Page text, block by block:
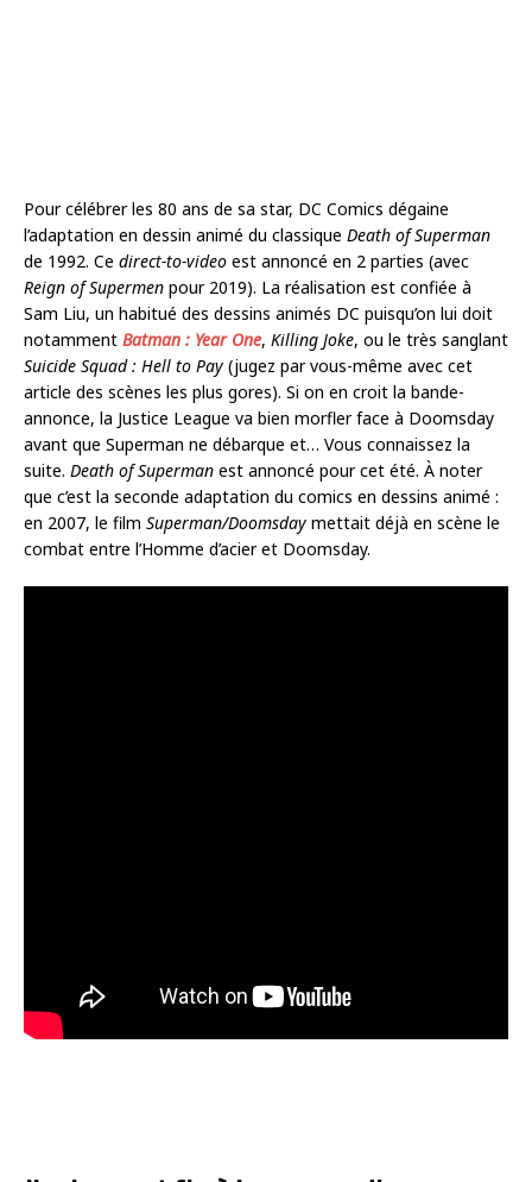
Pour célébrer les 80 ans de sa star, DC Comics dégaine
l’adaptation en dessin animé du classique Death of Superman
de 1992. Ce direct-to-video est annoncé en 2 parties (avec
Reign of Supermen pour 2019). La réalisation est confiée à
Sam Liu, un habitué des dessins animés DC puisqu’on lui doit
notamment Batman : Year One, Killing Joke, ou le très sanglant
Suicide Squad : Hell to Pay (jugez par vous-même avec cet
article des scènes les plus gores). Si on en croit la bande-
annonce, la Justice League va bien morfler face à Doomsday
avant que Superman ne débarque et… Vous connaissez la
suite. Death of Superman est annoncé pour cet été. À noter
que c’est la seconde adaptation du comics en dessins animé :
en 2007, le film Superman/Doomsday mettait déjà en scène le
combat entre l’Homme d’acier et Doomsday.